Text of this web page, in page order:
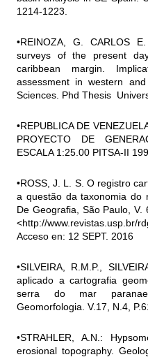
1214-1223.
•REINOZA, G. CARLOS
surveys of the present
caribbean margin.
assessment in western
Sciences. Phd Thesis
•REPUBLICA DE
PROYECTO DE
ESCALA 1:25.00 PITSA-II
•ROSS, J. L. S. O registro
a questão da taxonomia do
De Geografia, São Paulo, V.
<http://www.revistas.usp.br/
Acceso en: 12 SEPT. 2016
•SILVEIRA, R.M.P.,
aplicado a cartografia
serra do mar
Geomorfologia. V.17, N.4,
•STRAHLER, A.N.:
erosional topography.